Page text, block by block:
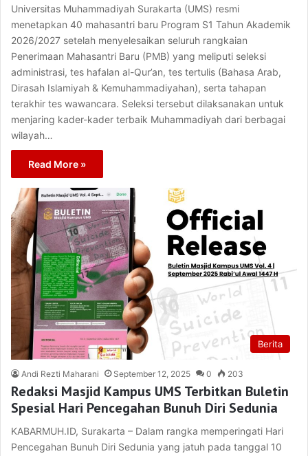
Universitas Muhammadiyah Surakarta (UMS) resmi
menetapkan 40 mahasantri baru Program S1 Tahun Akademik
2026/2027 setelah menyelesaikan seluruh rangkaian
Penerimaan Mahasantri Baru (PMB) yang meliputi seleksi
administrasi, tes hafalan al-Qur’an, tes tertulis (Bahasa Arab,
Dirasah Islamiyah & Kemuhammadiyahan), serta tahapan
terakhir tes wawancara. Seleksi tersebut dilaksanakan untuk
menjaring kader-kader terbaik Muhammadiyah dari berbagai
wilayah…
Read More »
Berita
Andi Rezti Maharani September 12, 2025 0 203
Redaksi Masjid Kampus UMS Terbitkan Buletin
Spesial Hari Pencegahan Bunuh Diri Sedunia
KABARMUH.ID, Surakarta – Dalam rangka memperingati Hari
Pencegahan Bunuh Diri Sedunia yang jatuh pada tanggal 10